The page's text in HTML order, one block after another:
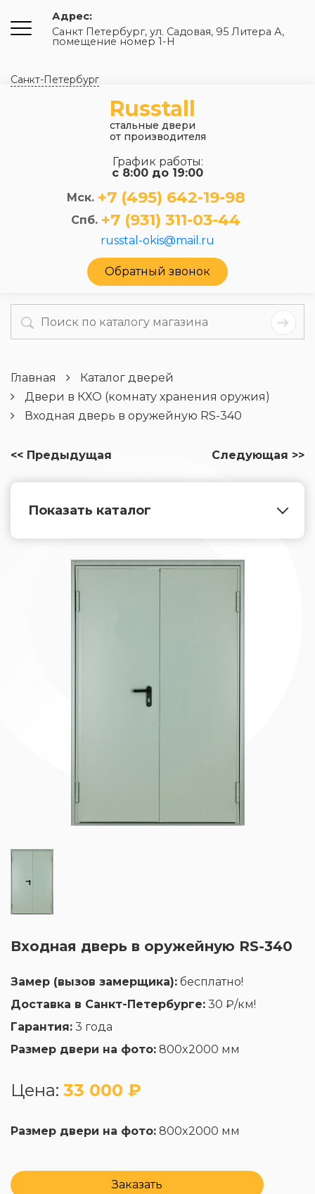
Адрес:
Санкт Петербург, ул. Садовая, 95 Литера А,
помещение номер 1-Н
Санкт-Петербург
Russtall
стальные двери
от производителя
График работы:
с 8:00 до 19:00
Мск. +7 (495) 642-19-98
Спб. +7 (931) 311-03-44
russtal-okis@mail.ru
Обратный звонок
Главная
Каталог дверей
Двери в КХО (комнату хранения оружия)
Входная дверь в оружейную RS-340
<< Предыдущая Следующая >>
Показать каталог
Входная дверь в оружейную RS-340
Замер (вызов замерщика): бесплатно!
Доставка в Санкт-Петербурге: 30 ₽/км!
Гарантия: 3 года
Размер двери на фото: 800x2000 мм
Цена: 33 000 ₽
Размер двери на фото: 800x2000 мм
Заказать